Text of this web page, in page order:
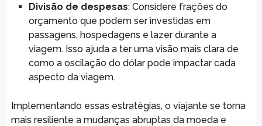
Divisão de despesas: Considere frações do
orçamento que podem ser investidas em
passagens, hospedagens e lazer durante a
viagem. Isso ajuda a ter uma visão mais clara de
como a oscilação do dólar pode impactar cada
aspecto da viagem.
Implementando essas estratégias, o viajante se torna
mais resiliente a mudanças abruptas da moeda e